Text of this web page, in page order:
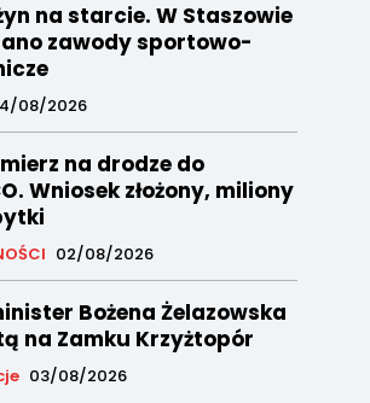
na starcie. W Staszowie
zawody sportowo-
08/2026
na drodze do
Wniosek złożony, miliony
02/08/2026
Bożena Żelazowska
na Zamku Krzyżtopór
03/08/2026